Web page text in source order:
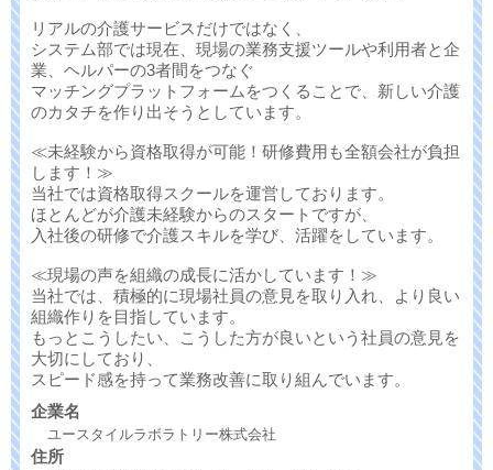
リアルの介護サービスだけではなく、
システム部では現在、現場の業務支援ツールや利用者と企
業、ヘルパーの3者間をつなぐ
マッチングプラットフォームをつくることで、新しい介護
のカタチを作り出そうとしています。
≪未経験から資格取得が可能！研修費用も全額会社が負担
します！≫
当社では資格取得スクールを運営しております。
ほとんどが介護未経験からのスタートですが、
入社後の研修で介護スキルを学び、活躍をしています。
≪現場の声を組織の成長に活かしています！≫
当社では、積極的に現場社員の意見を取り入れ、より良い
組織作りを目指しています。
もっとこうしたい、こうした方が良いという社員の意見を
大切にしており、
スピード感を持って業務改善に取り組んでいます。
企業名
ユースタイルラボラトリー株式会社
住所